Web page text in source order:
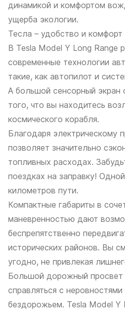
динамикой и комфортом
ущерба экологии.
Тесла – удобство и комфорт
В Tesla Model Y Long Range
современные технологии
такие, как автопилот и
А большой сенсорный
того, что вы находитесь
космического корабля.
Благодаря электрическому
позволяет значительно
топливных расходах.
поездках на заправку!
километров пути.
Компактные габариты в
маневренностью дают
беспрепятственно
исторических районов. Вы
угодно, не привлекая
Большой дорожный просвет
справляться с
бездорожьем. Tesla Model Y